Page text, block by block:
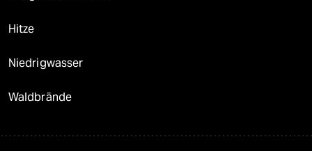
Hitze
Niedrigwasser
Waldbrände